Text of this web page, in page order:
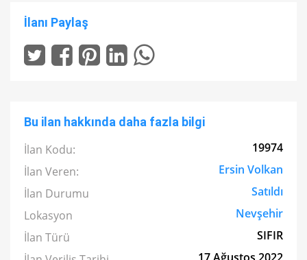
İlanı Paylaş
Bu ilan hakkında daha fazla bilgi
İlan Kodu:
19974
İlan Veren:
Ersin Volkan
İlan Durumu
Satıldı
Lokasyon
Nevşehir
İlan Türü
SIFIR